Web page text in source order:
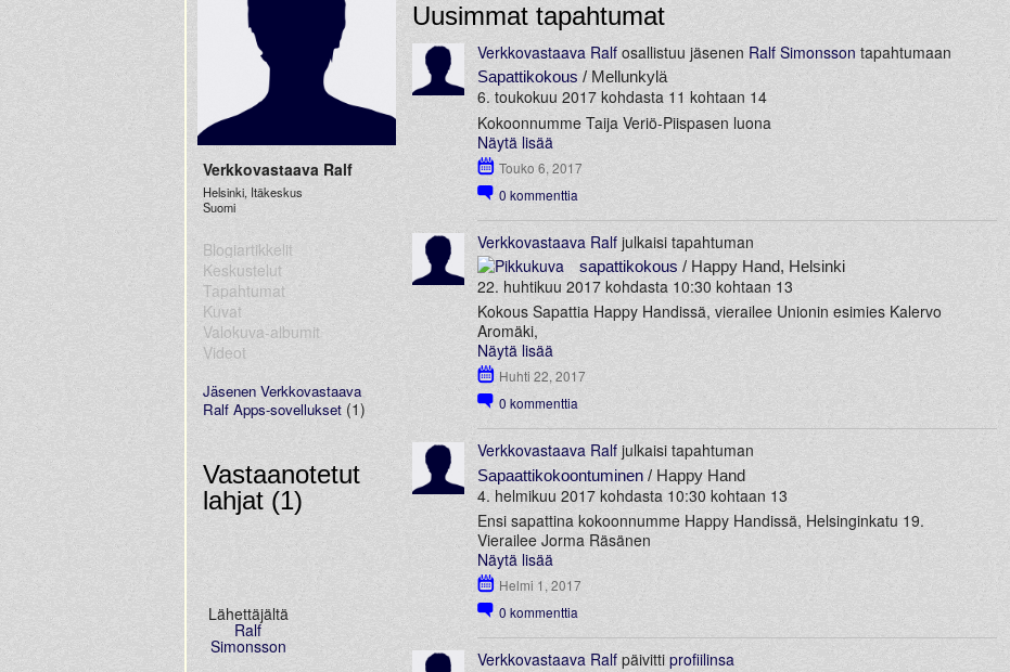
Verkkovastaava Ralf
Helsinki, Itäkeskus
Suomi
Blogiartikkelit
Keskustelut
Tapahtumat
Kuvat
Valokuva-albumit
Videot
Jäsenen Verkkovastaava
Ralf Apps-sovellukset (1)
Vastaanotetut
lahjat (1)
Lähettäjältä
Ralf
Simonsson
Uusimmat tapahtumat
Verkkovastaava Ralf osallistuu jäsenen Ralf Simonsson tapahtumaan
Sapattikokous / Mellunkylä
6. toukokuu 2017 kohdasta 11 kohtaan 14
Kokoonnumme Taija Veriö-Piispasen luona
Näytä lisää
Touko 6, 2017
0 kommenttia
Verkkovastaava Ralf julkaisi tapahtuman
sapattikokous / Happy Hand, Helsinki
22. huhtikuu 2017 kohdasta 10:30 kohtaan 13
Kokous Sapattia Happy Handissä, vierailee Unionin esimies Kalervo
Aromäki,
Näytä lisää
Huhti 22, 2017
0 kommenttia
Verkkovastaava Ralfjulkaisi tapahtuman
Sapaattikokoontuminen/ Happy Hand
4. helmikuu 2017 kohdasta 10:30 kohtaan 13
Ensi sapattina kokoonnumme Happy Handissä, Helsinginkatu 19.
Vierailee Jorma Räsänen
Näytä lisää
Helmi 1, 2017
0 kommenttia
Verkkovastaava Ralf päivitti profiilinsa